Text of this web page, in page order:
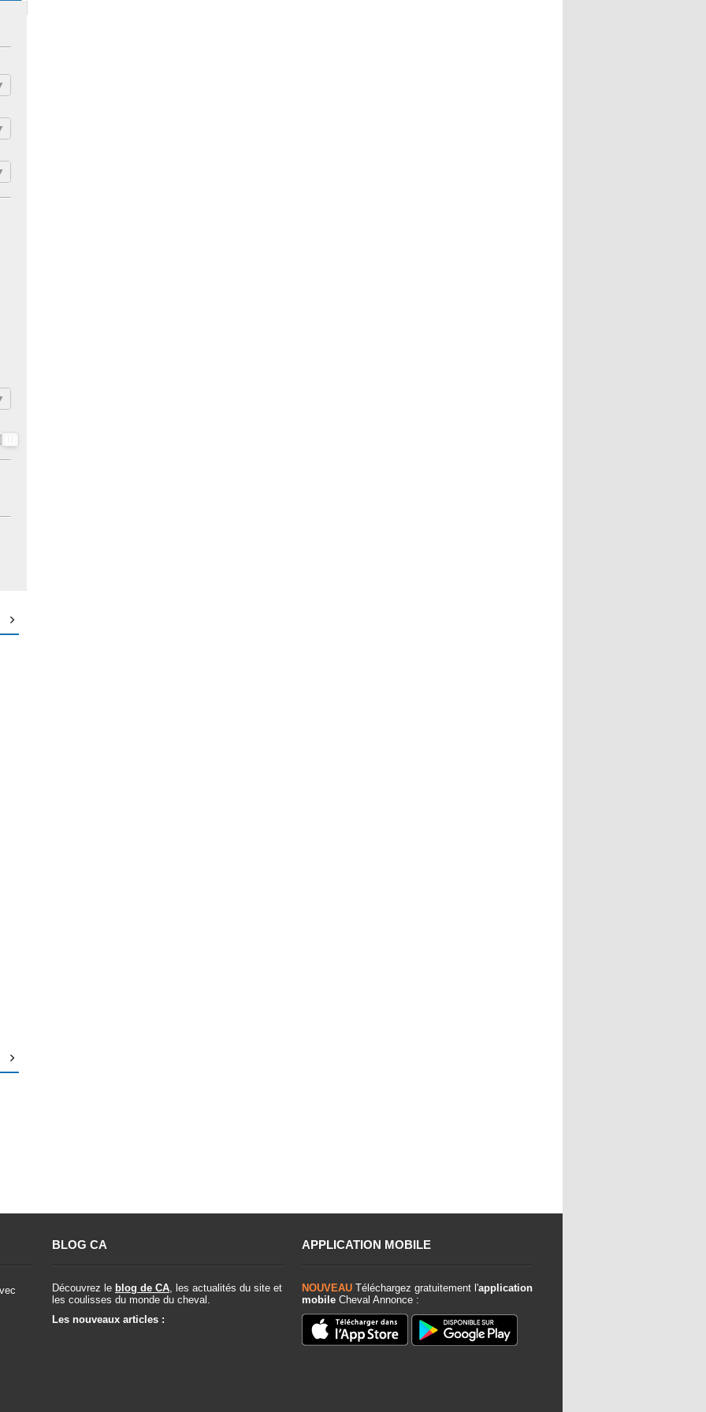
BLOG CA
Découvrez le blog de CA , les actualités du site et
les coulisses du monde du cheval.
Les nouveaux articles :
APPLICATION MOBILE
NOUVEAU Téléchargez gratuitement l'application
mobile Cheval Annonce :